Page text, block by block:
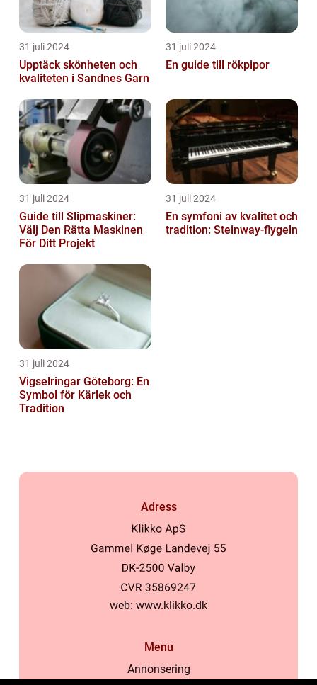
31 juli 2024
Upptäck skönheten och
kvaliteten i Sandnes Garn
31 juli 2024
En guide till rökpipor
31 juli 2024
Guide till Slipmaskiner:
Välj Den Rätta Maskinen
För Ditt Projekt
31 juli 2024
En symfoni av kvalitet och
tradition: Steinway-flygeln
31 juli 2024
Vigselringar Göteborg: En
Symbol för Kärlek och
Tradition
Adress
web: www.klikko.dk
Menu
Annonsering